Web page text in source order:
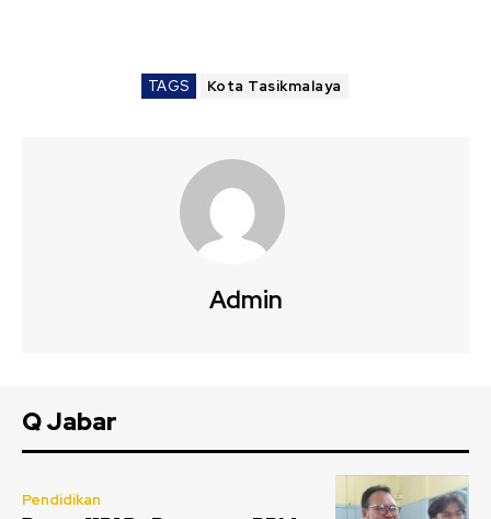
TAGS Kota Tasikmalaya
Admin
Q Jabar
Pendidikan